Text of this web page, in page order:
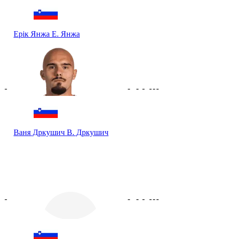
Ерік Янжа Е. Янжа
-
Ваня Дркушич В. Дркушич
- - - ---
- - - - ---